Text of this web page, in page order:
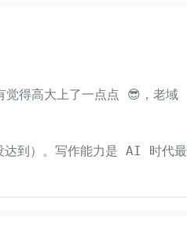
觉得高大上了一点点 😎，老域
达到）。写作能力是 AI 时代最